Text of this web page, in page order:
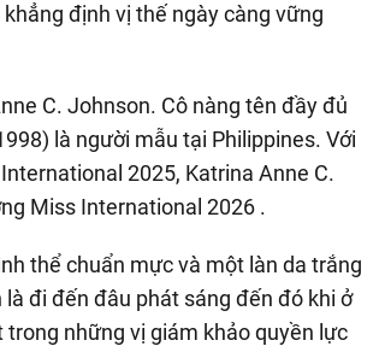
định vị thế ngày càng vững
C. Johnson. Cô nàng tên đầy đủ
là người mẫu tại Philippines. Với
2025, Katrina Anne C.
Miss International 2026 .
thể chuẩn mực và một làn da trắng
đi đến đâu phát sáng đến đó khi ở
những vị giám khảo quyền lực